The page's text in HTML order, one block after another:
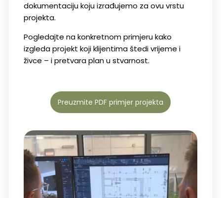
dokumentacijukojuizrađujemo za ovu vrstu
projekta.
Pogledajte nakonkretnomprimjerukako
izgledaprojekt kojiklijentimaštedivrijeme i
živce – ipretvaraplanustvarnost.
Preuzmite PDF primjer projekta